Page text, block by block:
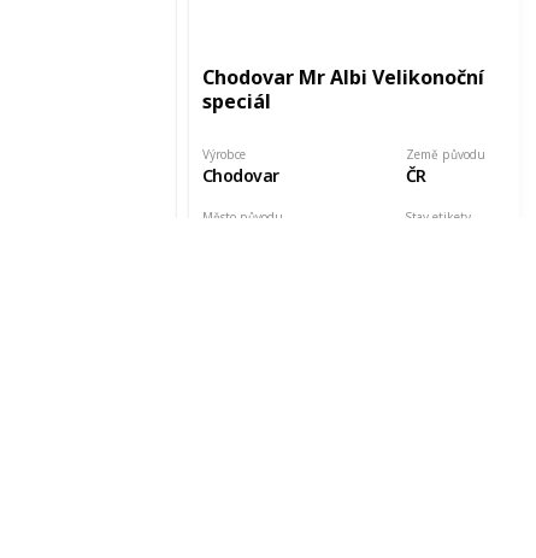
Chodovar Mr Albi Velikonoční
speciál
Výrobce
Chodovar
Země původu
ČR
Stav etikety
Město původu